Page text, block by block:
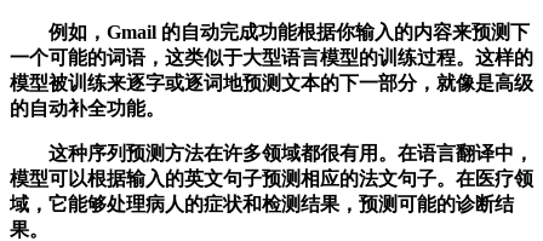
例如，Gmail 的自动完成功能根据你输入的内容来预测下
一个可能的词语，这类似于大型语言模型的训练过程。这样的
模型被训练来逐字或逐词地预测文本的下一部分，就像是高级
的自动补全功能。
这种序列预测方法在许多领域都很有用。在语言翻译中，
模型可以根据输入的英文句子预测相应的法文句子。在医疗领
域，它能够处理病人的症状和检测结果，预测可能的诊断结
果。